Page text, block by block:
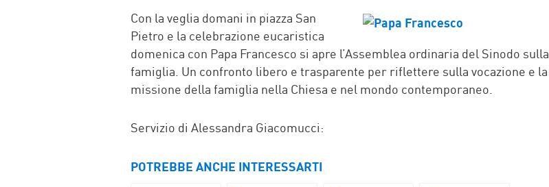
FACEBOOK
TWITTER
WHATSAPP
MAIL
Con la veglia domani in piazza San
Pietro e la celebrazione eucaristica
domenica con Papa Francesco si apre l’Assemblea ordinaria del Sinodo sulla
famiglia. Un confronto libero e trasparente per riflettere sulla vocazione e la
missione della famiglia nella Chiesa e nel mondo contemporaneo.
Servizio di Alessandra Giacomucci:
POTREBBE ANCHE INTERESSARTI